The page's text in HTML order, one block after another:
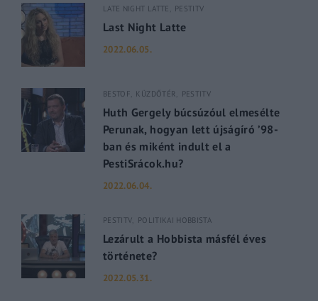
LATE NIGHT LATTE PESTITV
Last Night Latte
2022.06.05.
BESTOF KÜZDŐTÉR PESTITV
Huth Gergely búcsúzóul elmesélte
Perunak, hogyan lett újságíró ’98-
ban és miként indult el a
PestiSrácok.hu?
2022.06.04.
PESTITV POLITIKAI HOBBISTA
Lezárult a Hobbista másfél éves
története?
2022.05.31.